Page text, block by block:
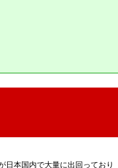
日本国内で大量に出回っており